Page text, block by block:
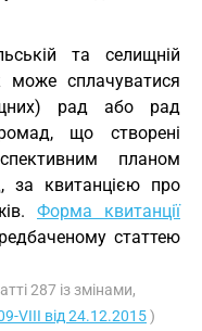
та селищній
може сплачуватися
рад або рад
що створені
планом
за квитанцією про
Форма квитанції
статтею
287 із змінами,
VIII від 24.12.2015)